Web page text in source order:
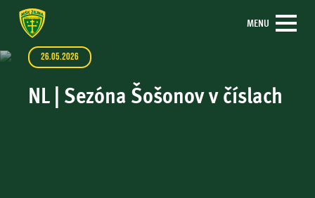
MENU
26.05.2026
NL | Sezóna Šošonov v číslach